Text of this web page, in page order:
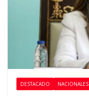
DESTACADO NACIONALES